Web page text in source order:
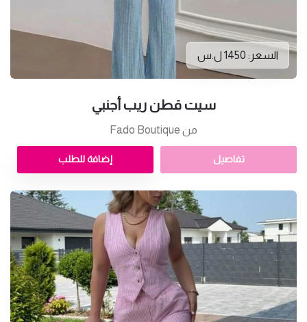
السعر: 1450 ل.س
سيت قطن ريب أجنبي
من Fado Boutique
تفاصيل إضافة للطلب